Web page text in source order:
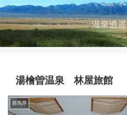
温泉逍遥
湯檜曽温泉 林屋旅館
群馬県